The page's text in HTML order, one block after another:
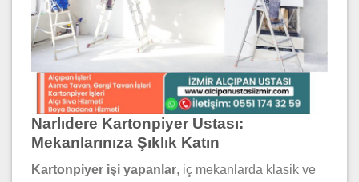
Narlıdere Kartonpiyer Ustası:
Mekanlarınıza Şıklık Katın
Kartonpiyer işi yapanlar, iç mekanlarda klasik ve